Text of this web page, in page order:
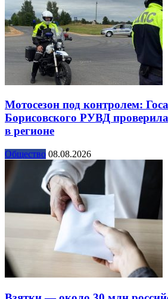
Мотосезон под контролем:
Борисовского РУВД
в регионе
Общество 08.08.2026